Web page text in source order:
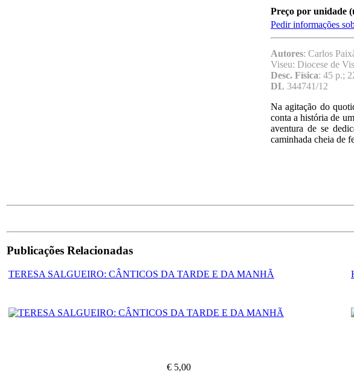
Preço por unidade
Pedir informações
Autores: Carlos
Viseu: Diocese de
Desc. Física: 45 p.;
DL 344741/12
Na agitação do
conta a história de
aventura de se
caminhada cheia de
Publicações Relacionadas
TERESA SALGUEIRO: CÂNTICOS DA TARDE E DA MANHÃ
€ 5,00